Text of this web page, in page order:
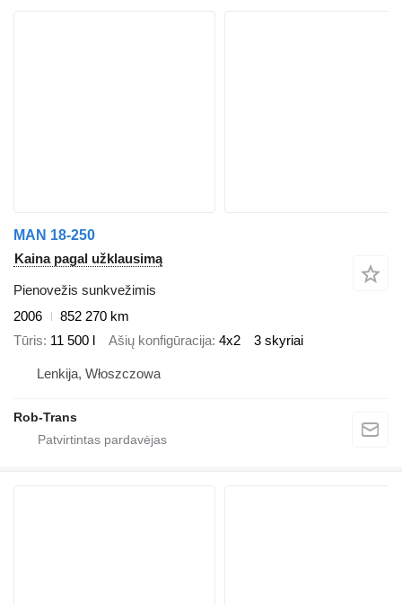
MAN 18-250
Kaina pagal užklausimą
Pienovežis sunkvežimis
2006
852 270 km
Tūris 11 500 l Ašių konfigūracija 4x2 3 skyriai
Lenkija, Włoszczowa
Rob-Trans